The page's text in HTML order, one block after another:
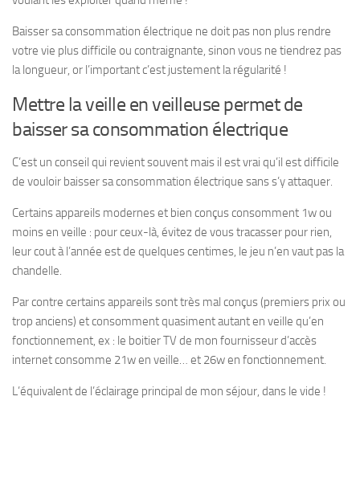
Baisser sa consommation électrique ne doit pas non plus rendre
votre vie plus difficile ou contraignante, sinon vous ne tiendrez pas
la longueur, or l’important c’est justement la régularité !
Mettre la veille en veilleuse permet de
baisser sa consommation électrique
C’est un conseil qui revient souvent mais il est vrai qu’il est difficile
de vouloir baisser sa consommation électrique sans s’y attaquer.
Certains appareils modernes et bien conçus consomment 1w ou
moins en veille : pour ceux-là, évitez de vous tracasser pour rien,
leur cout à l’année est de quelques centimes, le jeu n’en vaut pas la
chandelle.
Par contre certains appareils sont très mal conçus (premiers prix ou
trop anciens) et consomment quasiment autant en veille qu’en
fonctionnement, ex : le boitier TV de mon fournisseur d’accès
internet consomme 21w en veille… et 26w en fonctionnement.
L’équivalent de l’éclairage principal de mon séjour, dans le vide !